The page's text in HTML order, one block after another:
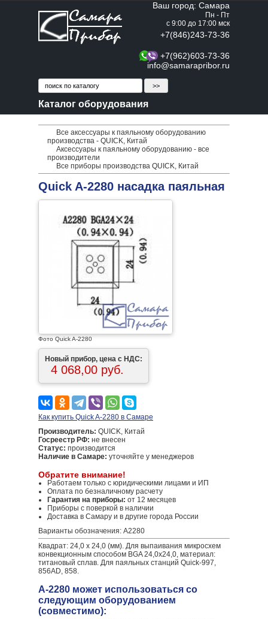
Ваш город: Самара
Пн - Пт
с 9:00 до 17:00 мск
+7(846)243-73-36
+7(962)603-73-36
info@samarapribor.ru
Каталог оборудования
Все аксессуары к паяльному оборудованию
производства - QUICK, Китай
Аксессуары к паяльному оборудованию - все
производители
Все приборы производства QUICK, Китай
Quick A-2280 насадка паяльная
Фото Quick A-2280
Новый прибор, цена с НДС:
4 068,00 руб.
Как купить Quick A-2280 в Самаре
Производитель: QUICK, Китай
Госреестр РФ: не внесен
Статус: производится
Наличие в Самаре: уточняйте у менеджеров
Обратите внимание!
Работаем только с юридическими лицами и ИП
Оплата по безналичному расчету
Гарантия на приборы: от 12 месяцев
Приборы с поверкой в наличии
Доставка в Самару и в другие города России
Варианты обозначения: A2280
Квадрат: 24,0 х 24,0 (мм). Для выпаивания микросхем
конвекционным способом BGA 24,0х24,0, материал:
титановый сплав. Для паяльных станций Quick-997,
856AD, 858.
A-2280 может использоваться со
следующим оборудованием
(совместимо):